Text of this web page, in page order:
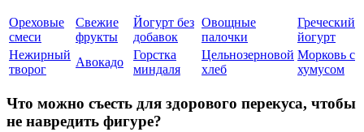
Ореховые
смеси
Свежие
фрукты
Йогурт без
добавок
Овощные
палочки
Греческий
йогурт
Нежирный
творог
Авокадо
Горстка
миндаля
Цельнозерновой
хлеб
Морковь с
хумусом
Что можно съесть для здорового перекуса, чтобы
не навредить фигуре?